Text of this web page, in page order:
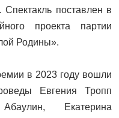
поставлен в
проекта партии
Родины».
в 2023 году вошли
Евгения Тропп
Екатерина